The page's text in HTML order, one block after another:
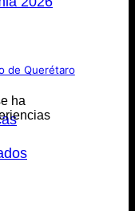
de Querétaro
ha